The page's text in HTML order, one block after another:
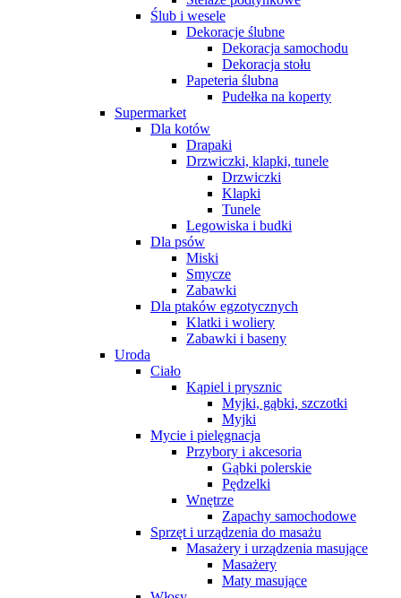
Ślub i wesele
Dekoracje ślubne
Dekoracja samochodu
Dekoracja stołu
Papeteria ślubna
Pudełka na koperty
Supermarket
Dla kotów
Drapaki
Drzwiczki, klapki, tunele
Drzwiczki
Klapki
Tunele
Legowiska i budki
Dla psów
Miski
Smycze
Zabawki
Dla ptaków egzotycznych
Klatki i woliery
Zabawki i baseny
Uroda
Ciało
Kąpiel i prysznic
Myjki, gąbki, szczotki
Myjki
Mycie i pielęgnacja
Przybory i akcesoria
Gąbki polerskie
Pędzelki
Wnętrze
Zapachy samochodowe
Sprzęt i urządzenia do masażu
Masażery i urządzenia masujące
Masażery
Maty masujące